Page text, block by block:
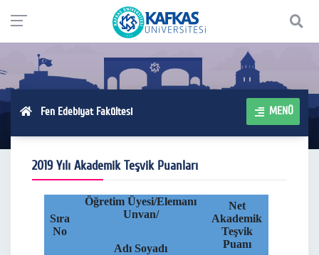
Fen Edebiyat Fakültesi MENÜ
2019 Yılı Akademik Teşvik Puanları
Sıra
No
Öğretim Üyesi/Elemanı
Unvan/
Adı Soyadı
Net
Akademik
Teşvik
Puanı